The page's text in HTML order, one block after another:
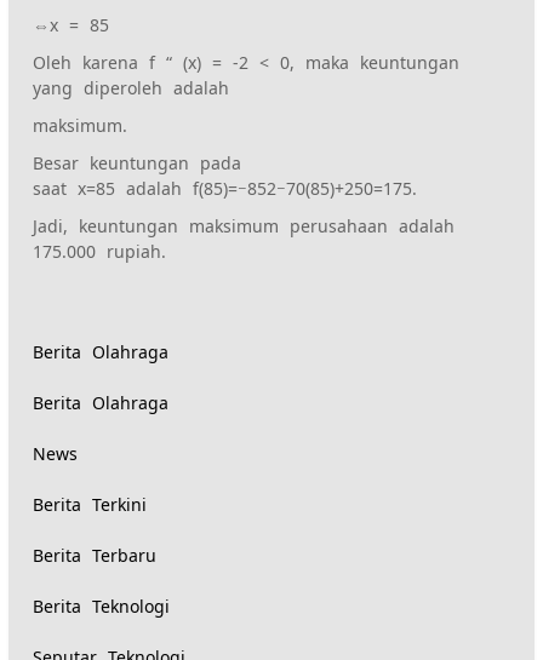
⇔x = 85
Oleh karena f “ (x) = -2 < 0, maka keuntungan
yang diperoleh adalah
maksimum.
Besar keuntungan pada
saat x=85 adalah f(85)=−852−70(85)+250=175.
Jadi, keuntungan maksimum perusahaan adalah
175.000 rupiah.
Berita Olahraga
Berita Olahraga
News
Berita Terkini
Berita Terbaru
Berita Teknologi